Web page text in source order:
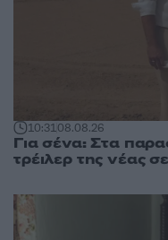
10:3108.08.26
Για σένα: Στα
τρέιλερ της νέας